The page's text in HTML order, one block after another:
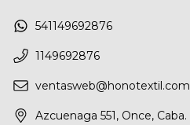
541149692876
1149692876
ventasweb@honotextil.com
Azcuenaga 551, Once, Caba.